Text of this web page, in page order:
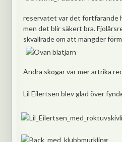
reservatet var det fortfarande
men det blir säkert bra.
skvallrade om att mängder
Andra skogar var mer artrika
Lil Eilertsen blev glad över